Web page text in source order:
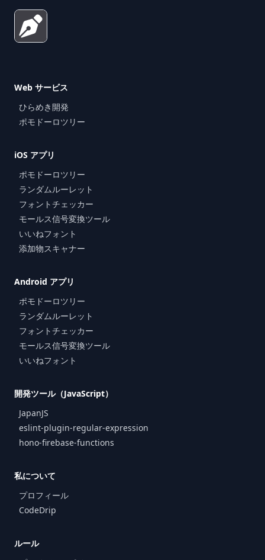
Web サービス
ひらめき開発
ポモドーロツリー
iOS アプリ
ポモドーロツリー
ランダムルーレット
フォントチェッカー
モールス信号変換ツール
いいねフォント
添加物スキャナー
Android アプリ
ポモドーロツリー
ランダムルーレット
フォントチェッカー
モールス信号変換ツール
いいねフォント
開発ツール（JavaScript）
JapanJS
eslint-plugin-regular-expression
hono-firebase-functions
私について
プロフィール
CodeDrip
ルール